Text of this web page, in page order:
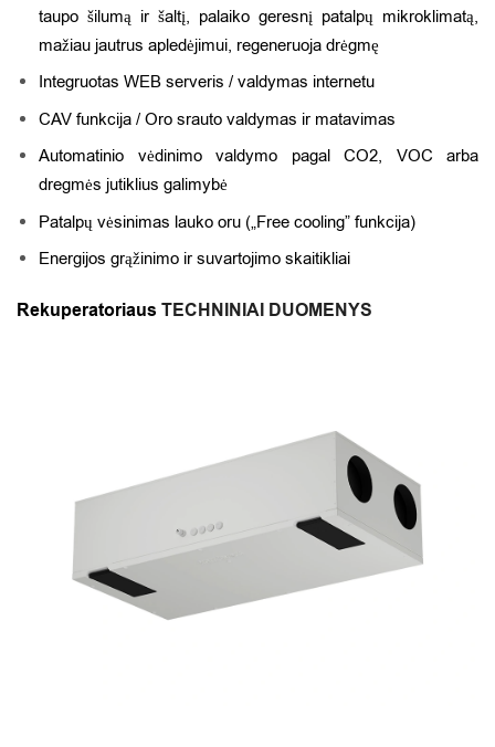
taupo šilumą ir šaltį, palaiko geresnį patalpų mikroklimatą,
mažiau jautrus apledėjimui, regeneruoja drėgmę
Integruotas WEB serveris / valdymas internetu
CAV funkcija / Oro srauto valdymas ir matavimas
Automatinio vėdinimo valdymo pagal CO2, VOC arba
dregmės jutiklius galimybė
Patalpų vėsinimas lauko oru („Free cooling” funkcija)
Energijos grąžinimo ir suvartojimo skaitikliai
Rekuperatoriaus TECHNINIAI DUOMENYS